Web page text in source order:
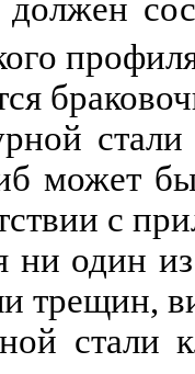
должен
может
с
ни один
трещин,
стали